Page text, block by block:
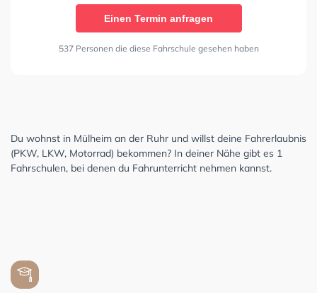
Einen Termin anfragen
537 Personen die diese Fahrschule gesehen haben
Du wohnst in Mülheim an der Ruhr und willst deine Fahrerlaubnis
(PKW, LKW, Motorrad) bekommen? In deiner Nähe gibt es 1
Fahrschulen, bei denen du Fahrunterricht nehmen kannst.